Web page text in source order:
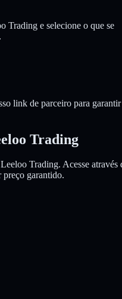
Trading e selecione o que se
link de parceiro para
Trading
Trading. Acesse através
preço garantido.